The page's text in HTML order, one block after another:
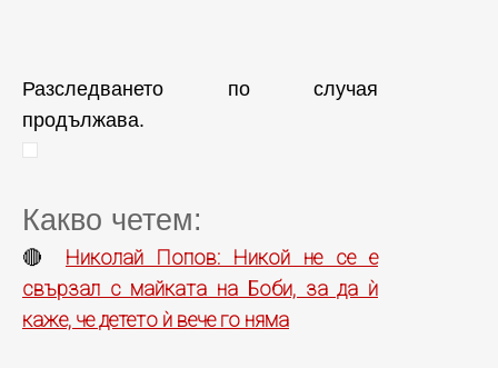
Разследването по случая
продължава.
Какво четем:
🔴 Николай Попов: Никой не се е
свързал с майката на Боби, за да ѝ
каже, че детето ѝ вече го няма